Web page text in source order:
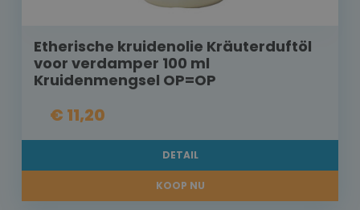
Etherische kruidenolie Kräuterduftöl
voor verdamper 100 ml
Kruidenmengsel OP=OP
€ 11,20
DETAIL
KOOP NU